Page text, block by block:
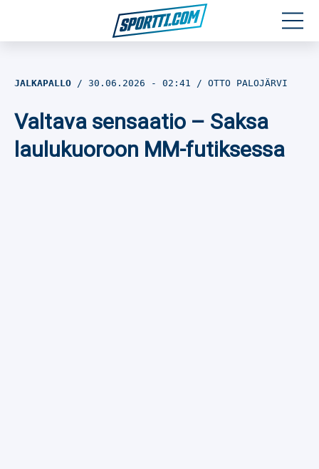
Jalkapallo
JALKAPALLO 30.06.2026 - 02:41 OTTO PALOJÄRVI
Valtava sensaatio – Saksa
laulukuoroon MM-futiksessa